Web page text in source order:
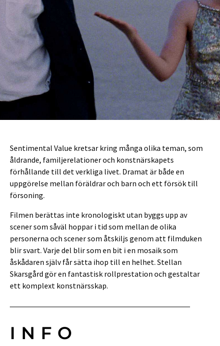
INFO
Sentimental Value kretsar kring många olika teman, som
åldrande, familjerelationer och konstnärskapets
förhållande till det verkliga livet. Dramat är både en
uppgörelse mellan föräldrar och barn och ett försök till
försoning.
Filmen berättas inte kronologiskt utan byggs upp av
scener som såväl hoppar i tid som mellan de olika
personerna och scener som åtskiljs genom att filmduken
blir svart. Varje del blir som en bit i en mosaik som
åskådaren själv får sätta ihop till en helhet. Stellan
Skarsgård gör en fantastisk rollprestation och gestaltar
ett komplext konstnärsskap.